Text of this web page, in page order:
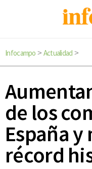
Infocampo > Actualidad >
de los
España
récord